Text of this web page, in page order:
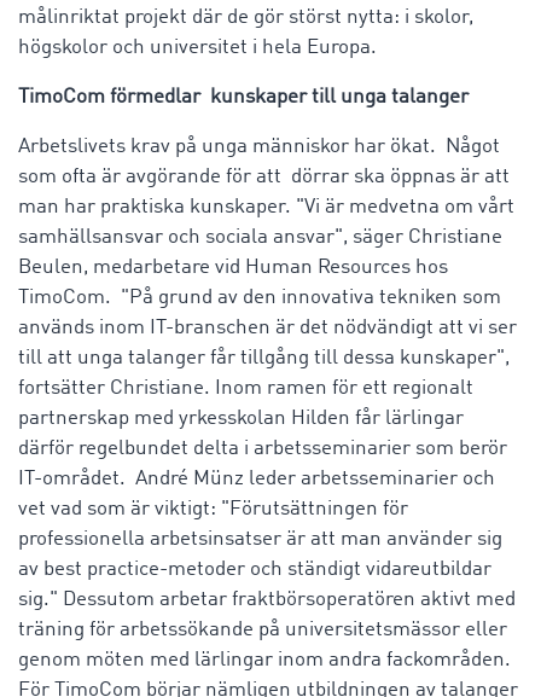
målinriktat projekt där de gör störst nytta: i skolor,
högskolor och universitet i hela Europa.
TimoCom förmedlar kunskaper till unga talanger
Arbetslivets krav på unga människor har ökat. Något
som ofta är avgörande för att dörrar ska öppnas är att
man har praktiska kunskaper. "Vi är medvetna om vårt
samhällsansvar och sociala ansvar", säger Christiane
Beulen, medarbetare vid Human Resources hos
TimoCom. "På grund av den innovativa tekniken som
används inom IT-branschen är det nödvändigt att vi ser
till att unga talanger får tillgång till dessa kunskaper",
fortsätter Christiane. Inom ramen för ett regionalt
partnerskap med yrkesskolan Hilden får lärlingar
därför regelbundet delta i arbetsseminarier som berör
IT-området. André Münz leder arbetsseminarier och
vet vad som är viktigt: "Förutsättningen för
professionella arbetsinsatser är att man använder sig
av best practice-metoder och ständigt vidareutbildar
sig." Dessutom arbetar fraktbörsoperatören aktivt med
träning för arbetssökande på universitetsmässor eller
genom möten med lärlingar inom andra fackområden.
För TimoCom börjar nämligen utbildningen av talanger